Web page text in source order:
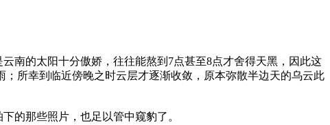
南的太阳十分傲娇，往往能熬到7点甚至8点才舍得天黑，因此这
所幸到临近傍晚之时云层才逐渐收敛，原本弥散半边天的乌云此
的那些照片，也足以管中窥豹了。